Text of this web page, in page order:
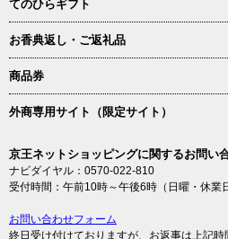
てのひらギフト
お香典返し・ご返礼品
商品券
外商専用サイト（限定サイト）
京王ネットショッピングに関するお問い
ナビダイヤル：0570-022-810
受付時間：午前10時～午後6時（日曜・休業
お問い合わせフォーム
終日受け付けておりますが、お返事は上記時